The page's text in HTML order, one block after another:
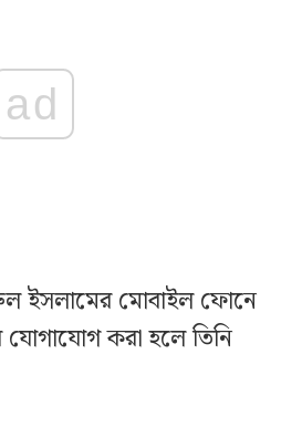
ad
ইসলামের মোবাইল ফোনে
যোগাযোগ করা হলে তিনি